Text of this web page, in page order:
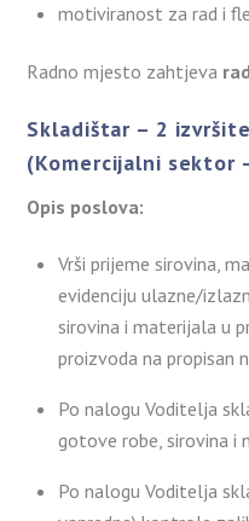
motiviranost za rad i
Radno mjesto zahtjeva
Skladištar – 2
(Komercijalni sektor
Opis poslova:
Vrši prijeme sirovina,
evidenciju ulazne/
sirovina i materijala u
proizvoda na propisan
Po nalogu Voditelja
gotove robe, sirovina i
Po nalogu Voditelja